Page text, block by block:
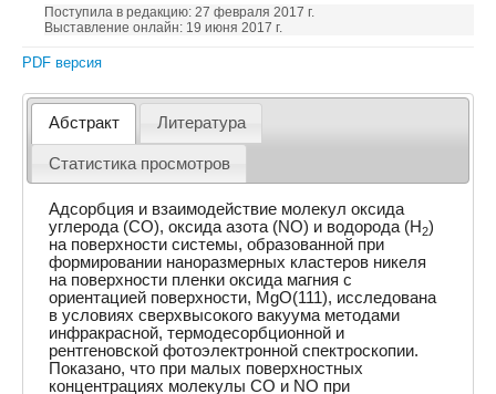
Поступила в редакцию: 27 февраля 2017 г.
Выставление онлайн: 19 июня 2017 г.
PDF версия
Абстракт Литература
Статистика просмотров
Адсорбция и взаимодействие молекул оксида
углерода (СО), оксида азота (NO) и водорода (Н2)
на поверхности системы, образованной при
формировании наноразмерных кластеров никеля
на поверхности пленки оксида магния с
ориентацией поверхности, MgO(111), исследована
в условиях сверхвысокого вакуума методами
инфракрасной, термодесорбционной и
рентгеновской фотоэлектронной спектроскопии.
Показано, что при малых поверхностных
концентрациях молекулы СО и NO при